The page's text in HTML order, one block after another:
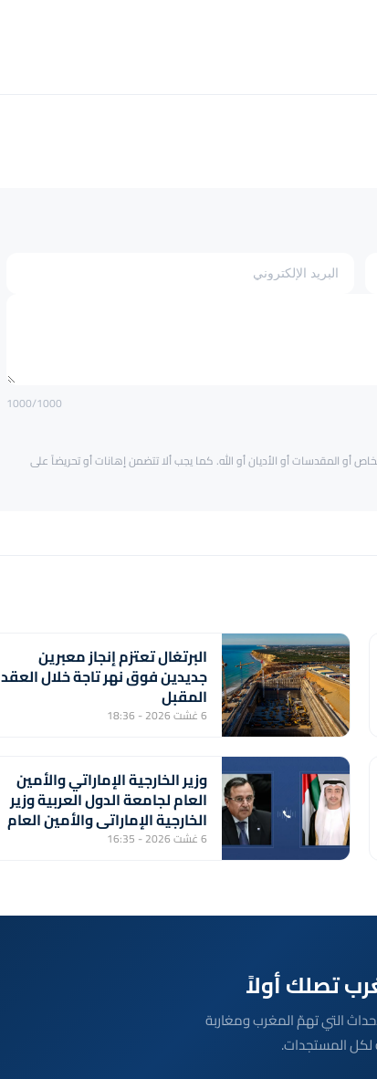
1000/1000
أو المقدسات أو الأديان أو الله. كما يجب ألا تتضمن إهانات أو تحريضاً على
البرتغال تعتزم إنجاز معبرين
جديدين فوق نهر تاجة خلال العقد
المقبل
6 غشت 2026 - 18:36
وزير الخارجية الإماراتي والأمين
العام لجامعة الدول العربية وزير
الخارجية الإماراتي والأمين العام
لجامعة الدول العربية يبحثان
6 غشت 2026 - 16:35
لكل الأحداث التي تهمّ المغرب ومغاربة
لكل المستجدات.